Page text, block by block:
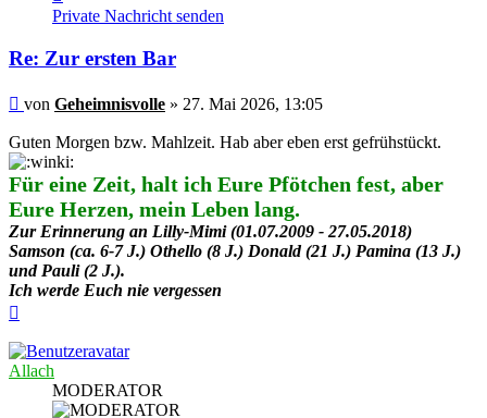
von
Geheimnisvolle
Private Nachricht senden
Re: Zur ersten Bar
Beitrag
von Geheimnisvolle » 27. Mai 2026, 13:05
Guten Morgen bzw. Mahlzeit. Hab aber eben erst gefrühstückt.
Für eine Zeit, halt ich Eure Pfötchen fest, aber
Eure Herzen, mein Leben lang.
Zur Erinnerung an Lilly-Mimi (01.07.2009 - 27.05.2018)
Samson (ca. 6-7 J.) Othello (8 J.) Donald (21 J.) Pamina (13 J.)
und Pauli (2 J.).
Ich werde Euch nie vergessen
Allach
MODERATOR